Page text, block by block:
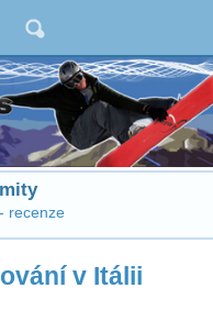
recenze
v Itálii